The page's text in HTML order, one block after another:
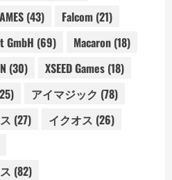
(43) Falcom (21)
GmbH (69) Macaron (18)
(30) XSEED Games (18)
アイマジック (78)
(27) イクオス (26)
(82)